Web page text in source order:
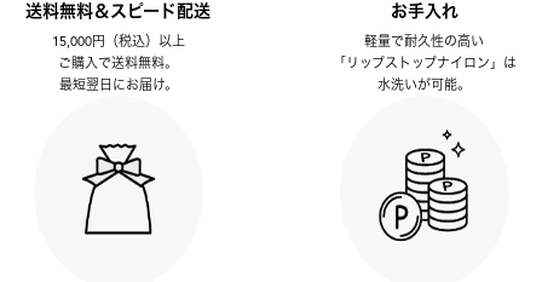
送料無料＆スピード配送
15,000円（税込）以上
ご購入で送料無料。
最短翌日にお届け。
お手入れ
軽量で耐久性の高い
「リップストップナイロン」は
水洗いが可能。